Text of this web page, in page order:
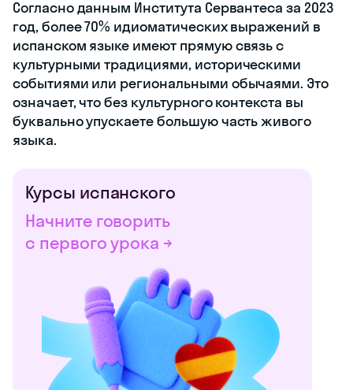
Согласно данным Института Сервантеса за 2023
год, более 70% идиоматических выражений в
испанском языке имеют прямую связь с
культурными традициями, историческими
событиями или региональными обычаями. Это
означает, что без культурного контекста вы
буквально упускаете большую часть живого
языка.
Курсы испанского
Начните говорить
с первого урока →